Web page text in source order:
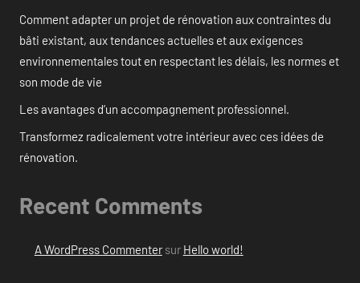
Comment adapter un projet de rénovation aux contraintes du
bâti existant, aux tendances actuelles et aux exigences
environnementales tout en respectant les délais, les normes et
son mode de vie
Les avantages d’un accompagnement professionnel.
Transformez radicalement votre intérieur avec ces idées de
rénovation.
Recent Comments
A WordPress Commentersur Hello world!